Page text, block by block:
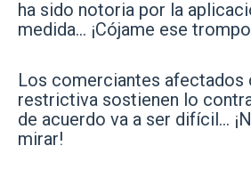
ha sido notoria por la
medida… ¡Cójame ese
Los comerciantes afectados
restrictiva sostienen lo
de acuerdo va a ser difícil…
mirar!